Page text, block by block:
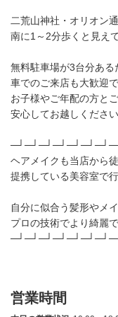
二荒山神社・オリオン
南に1～2分歩くと見え
無料駐車場が3台分ある
車でのご来店も大歓迎
お子様やご年配の方と
安心してお越しください
ヘアメイクも当店から
提携している美容室で
自分に似合う髪形やメ
プロの技術でより綺麗
営業時間